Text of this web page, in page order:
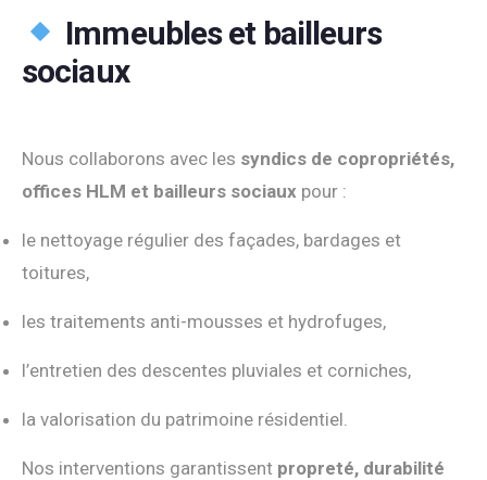
Immeubles et bailleurs
sociaux
Nous collaborons avec les syndics de copropriétés,
offices HLM et bailleurs sociaux pour :
le nettoyage régulier des façades, bardages et
toitures,
les traitements anti-mousses et hydrofuges,
l’entretien des descentes pluviales et corniches,
la valorisation du patrimoine résidentiel.
Nos interventions garantissent propreté, durabilité